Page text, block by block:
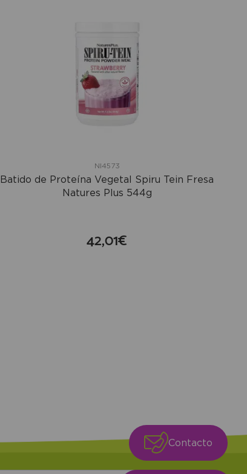
NI4573
Batido de Proteína Vegetal Spiru Tein Fresa
Natures Plus 544g
42,01€
Contacto